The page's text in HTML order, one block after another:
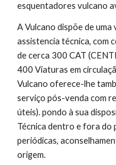
esquentadores vulcano
A Vulcano dispõe de
assistencia técnica, com
de cerca 300 CAT
400 Viaturas em
Vulcano oferece-lhe
serviço pós-venda com
úteis). pondo à sua
Técnica dentro e fora do
periódicas,
origem.